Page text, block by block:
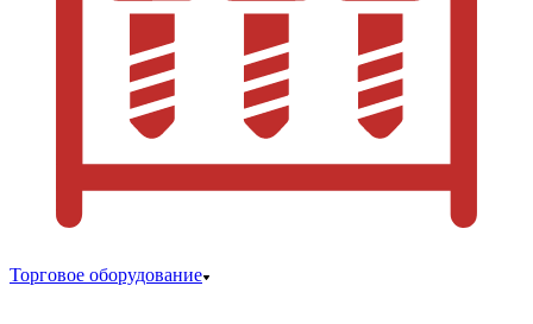
Торговое оборудование